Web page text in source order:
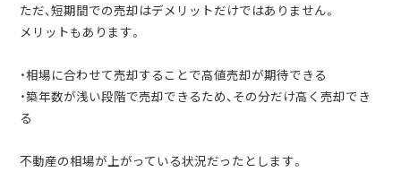
ただ、短期間での売却はデメリットだけではありません。
メリットもあります。
・相場に合わせて売却することで高値売却が期待できる
・築年数が浅い段階で売却できるため、その分だけ高く売却でき
る
不動産の相場が上がっている状況だったとします。